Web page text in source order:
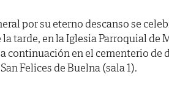
por su eterno descanso se
la tarde, en la Iglesia Parroquial de
continuación en el cementerio de
Felices de Buelna (sala 1).